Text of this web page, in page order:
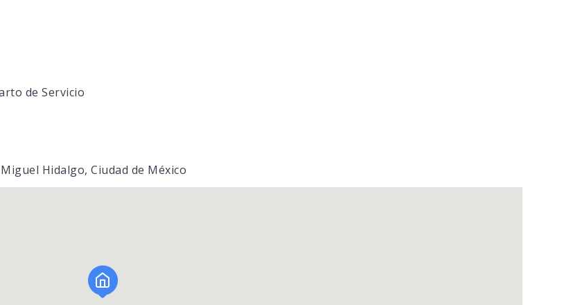
de Servicio
Hidalgo, Ciudad de México